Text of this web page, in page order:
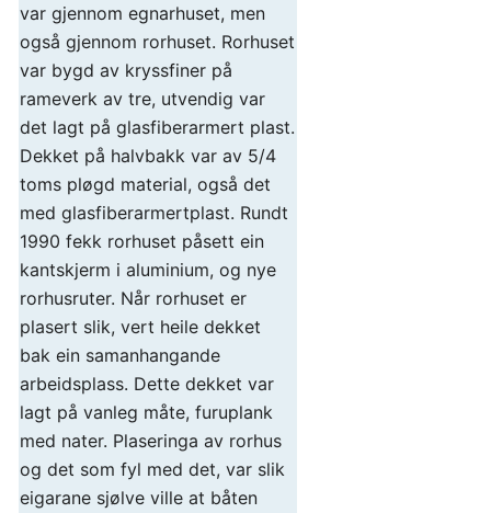
var gjennom egnarhuset, men
også gjennom rorhuset. Rorhuset
var bygd av kryssfiner på
rameverk av tre, utvendig var
det lagt på glasfiberarmert plast.
Dekket på halvbakk var av 5/4
toms pløgd material, også det
med glasfiberarmertplast. Rundt
1990 fekk rorhuset påsett ein
kantskjerm i aluminium, og nye
rorhusruter. Når rorhuset er
plasert slik, vert heile dekket
bak ein samanhangande
arbeidsplass. Dette dekket var
lagt på vanleg måte, furuplank
med nater. Plaseringa av rorhus
og det som fyl med det, var slik
eigarane sjølve ville at båten